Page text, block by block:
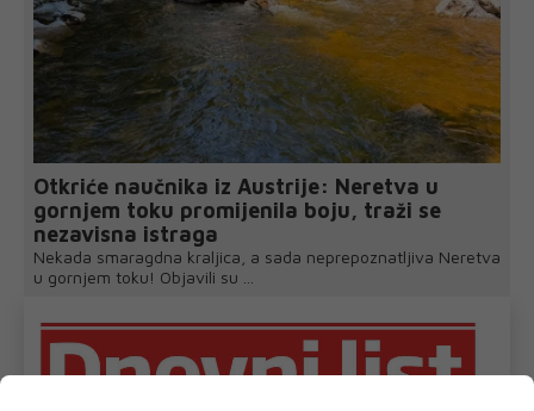
Otkriće naučnika iz Austrije: Neretva u
gornjem toku promijenila boju, traži se
nezavisna istraga
Nekada smaragdna kraljica, a sada neprepoznatljiva Neretva
u gornjem toku! Objavili su ...